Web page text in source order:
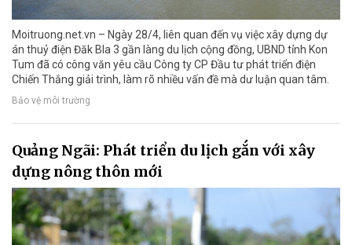
Moitruong.net.vn – Ngày 28/4, liên quan đến vụ việc xây dựng dự
án thuỷ điện Đăk Bla 3 gần làng du lịch cộng đồng, UBND tỉnh Kon
Tum đã có công văn yêu cầu Công ty CP Đầu tư phát triển điện
Chiến Thắng giải trình, làm rõ nhiều vấn đề mà dư luận quan tâm.
Bảo vệ môi trường
Quảng Ngãi: Phát triển du lịch gắn với xây
dựng nông thôn mới